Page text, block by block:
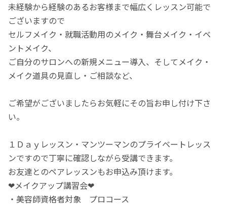
未経験から経験のあるお客様まで幅広くレッスン可能で
ございますので
セルフメイク・就職活動用のメイク・舞台メイク・イベ
ントメイク、
ご自分のサロンへの新規メニュー導入、そしてメイク・
メイク道具の見直し・ご相談など、
ご希望がございましたらお気軽にその旨お申し付け下さ
い。
１Ｄａｙレッスン・マンツーマンのプライベートレッス
ンですので丁寧に確認しながら受講できます。
お友達とのペアレッスンもお申込み頂けます。
❤メイクアップ講習会❤
・美容師資格者対象 プロコース